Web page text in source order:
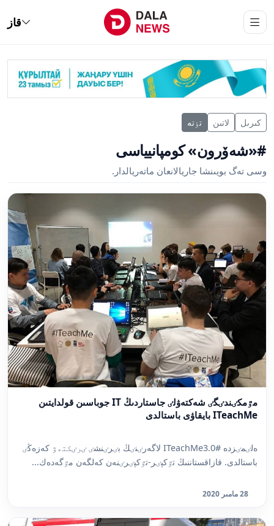
قاز
كىرىل لاتىن تٶتە
#«شەۆرون» كومپانيياسى
وسى تەگ بويىنشا جاريالانعان ماتەريالدار.
مٷمكٸندٸگٸ شەكتەۋلٸ جاستاردىڭ IT جوباسىن قولدايتىن
ITeachMe بايقاۋى باستالدى
ەلٸمٸزدە #ITeachMe3.0 لاگەرٸنٸڭ بٸرٸنشٸ ٸرٸكتەۋ كەزەڭٸ
باستالدى. قازاقستاننىڭ تٷكپٸر-تٷكپٸرٸنەن كەلگەن مٷگەدەك...
28 مامىر 2020